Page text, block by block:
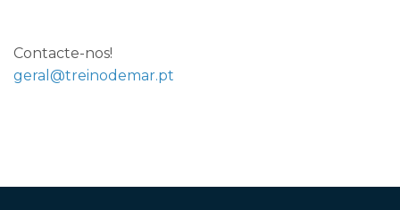
Contacte-nos!
geral@treinodemar.pt